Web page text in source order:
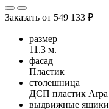
Заказать от 549 133 ₽
размер
11.3 м.
фасад
Пластик
столешница
ДСП пластик Arpa
выдвижные ящики